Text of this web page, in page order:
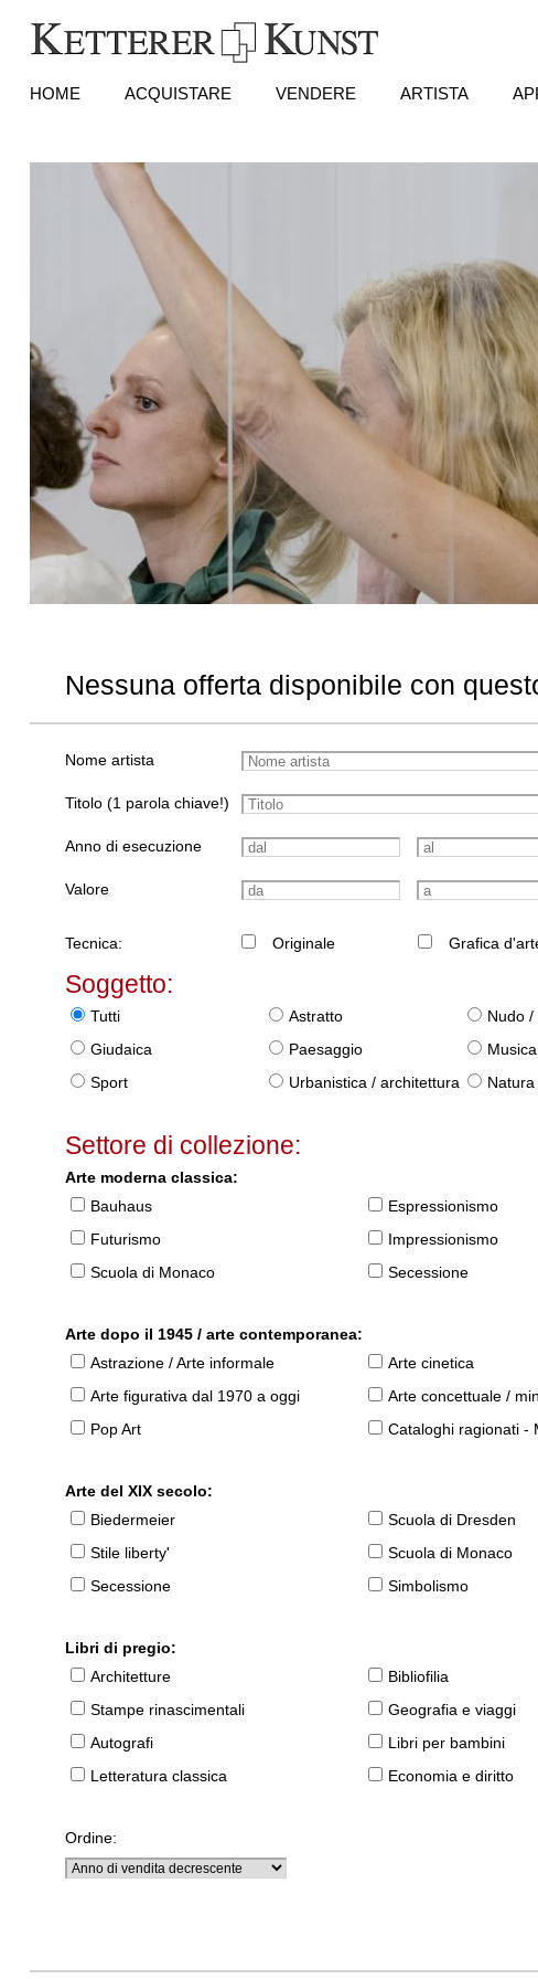
HOME ACQUISTARE VENDERE ARTISTA
Nessuna offerta disponibile con
Nome artista
Titolo (1 parola chiave!)
Anno di esecuzione
Valore
Tecnica: Originale Grafica
Soggetto:
Tutti Astratto Nudo /
Giudaica
Paesaggio Musica
Sport
Urbanistica / architettura
Settore di collezione:
Arte moderna classica:
Bauhaus
Espressionismo
Futurismo
Impressionismo
Scuola di Monaco
Secessione
Arte dopo il 1945 / arte contemporanea:
Astrazione / Arte informale
Arte cinetica
Arte figurativa dal 1970 a oggi
Arte concettuale /
Pop Art
Cataloghi ragionati -
Arte del XIX secolo:
Biedermeier
Scuola di Dresden
Stile liberty'
Scuola di Monaco
Secessione
Simbolismo
Libri di pregio:
Architetture
Bibliofilia
Stampe rinascimentali
Geografia e viaggi
Autografi
Libri per bambini
Letteratura classica
Economia e diritto
Ordine: